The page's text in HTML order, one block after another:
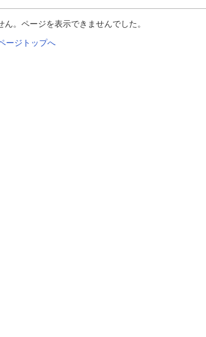
ん。ページを表示できませんでした。
ージトップへ